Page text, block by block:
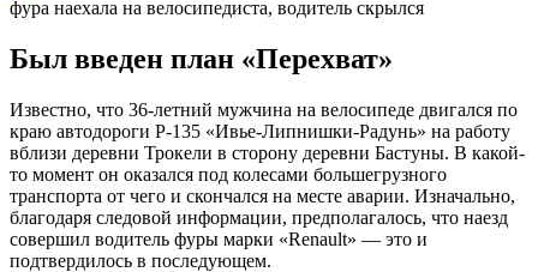
Был введен план «Перехват»
Известно, что 36-летний мужчина на велосипеде двигался по
краю автодороги Р-135 «Ивье-Липнишки-Радунь» на работу
вблизи деревни Трокели в сторону деревни Бастуны. В какой-
то момент он оказался под колесами большегрузного
транспорта от чего и скончался на месте аварии. Изначально,
благодаря следовой информации, предполагалось, что наезд
совершил водитель фуры марки «Renault» — это и
подтвердилось в последующем.